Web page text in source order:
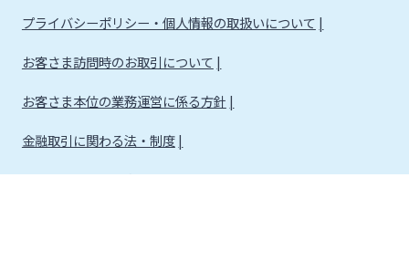
プライバシーポリシー・個人情報の取扱いについて
お客さま訪問時のお取引について
お客さま本位の業務運営に係る方針
金融取引に関わる法・制度
金融取引に関わる方針